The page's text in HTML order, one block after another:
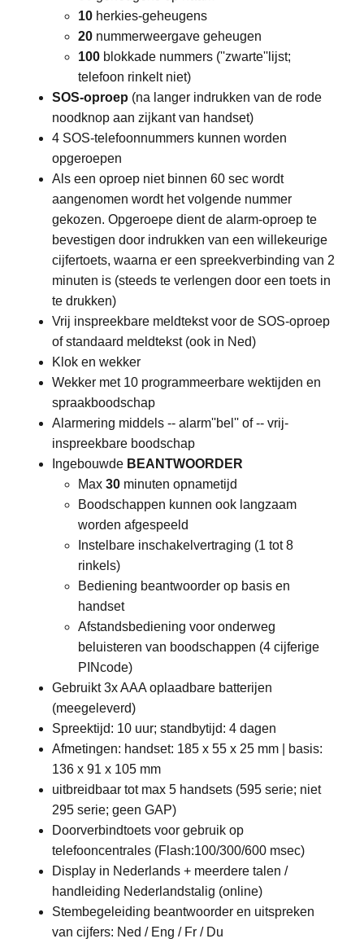
10 herkies-geheugens
20 nummerweergave geheugen
100 blokkade nummers (''zwarte''lijst;
telefoon rinkelt niet)
SOS-oproep (na langer indrukken van de rode
noodknop aan zijkant van handset)
4 SOS-telefoonnummers kunnen worden
opgeroepen
Als een oproep niet binnen 60 sec wordt
aangenomen wordt het volgende nummer
gekozen. Opgeroepe dient de alarm-oproep te
bevestigen door indrukken van een willekeurige
cijfertoets, waarna er een spreekverbinding van 2
minuten is (steeds te verlengen door een toets in
te drukken)
Vrij inspreekbare meldtekst voor de SOS-oproep
of standaard meldtekst (ook in Ned)
Klok en wekker
Wekker met 10 programmeerbare wektijden en
spraakboodschap
Alarmering middels -- alarm''bel'' of -- vrij-
inspreekbare boodschap
Ingebouwde BEANTWOORDER
Max 30 minuten opnametijd
Boodschappen kunnen ook langzaam
worden afgespeeld
Instelbare inschakelvertraging (1 tot 8
rinkels)
Bediening beantwoorder op basis en
handset
Afstandsbediening voor onderweg
beluisteren van boodschappen (4 cijferige
PINcode)
Gebruikt 3x AAA oplaadbare batterijen
(meegeleverd)
Spreektijd: 10 uur; standbytijd: 4 dagen
Afmetingen: handset: 185 x 55 x 25 mm | basis:
136 x 91 x 105 mm
uitbreidbaar tot max 5 handsets (595 serie; niet
295 serie; geen GAP)
Doorverbindtoets voor gebruik op
telefooncentrales (Flash:100/300/600 msec)
Display in Nederlands + meerdere talen /
handleiding Nederlandstalig (online)
Stembegeleiding beantwoorder en uitspreken
van cijfers: Ned / Eng / Fr / Du